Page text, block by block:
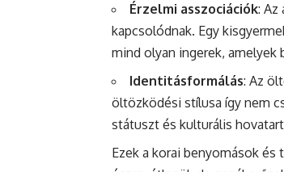
Érzelmi asszociációk: Az
kapcsolódnak. Egy
mind olyan ingerek,
Identitásformálás: Az
öltözködési stílusa így nem
státuszt és kulturális
Ezek a korai benyomások